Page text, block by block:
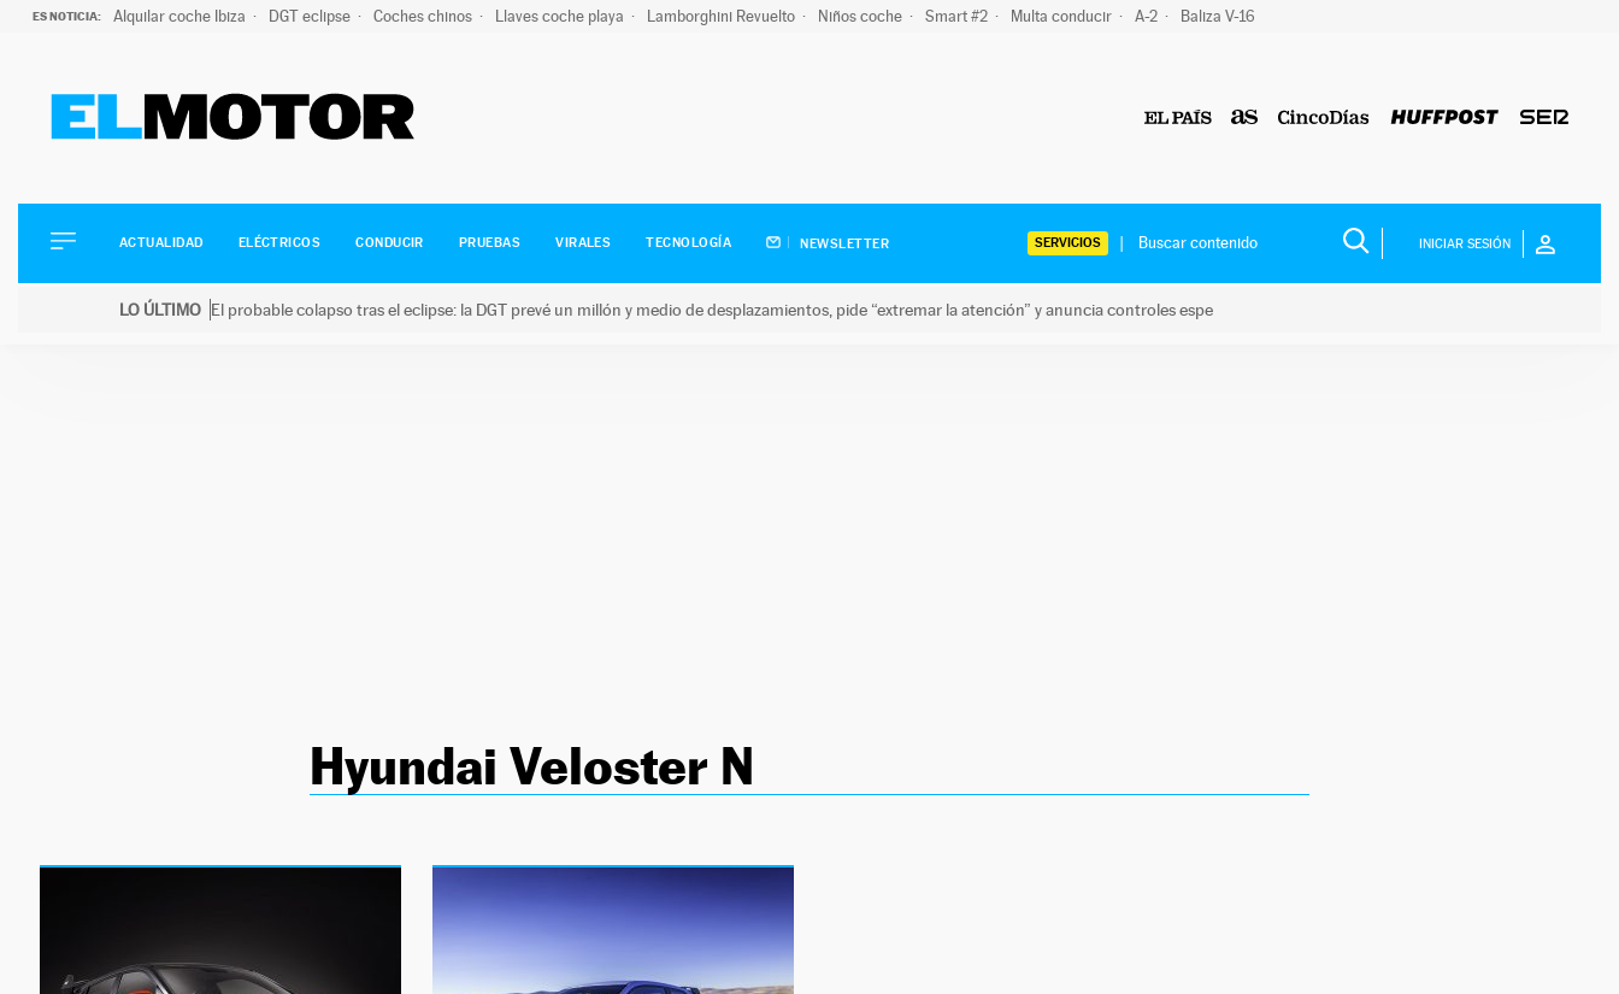
ES NOTICIA: Alquilar coche Ibiza DGT eclipse Coches chinos Llaves coche playa Lamborghini Revuelto Niños coche Smart #2 Multa conducir A-2 Baliza V-16
ELÉCTRICOS
CONDUCIR
ACTUALIDAD ELÉCTRICOS CONDUCIR PRUEBAS VIRALES TECNOLOGÍA NEWSLETTER SERVICIOS INICIAR SESIÓN
LO ÚLTIMO El probable colapso tras el eclipse: la DGT prevé un millón y medio de desplazamientos, pide “extremar la atención” y anuncia controles espe
Hyundai Veloster N